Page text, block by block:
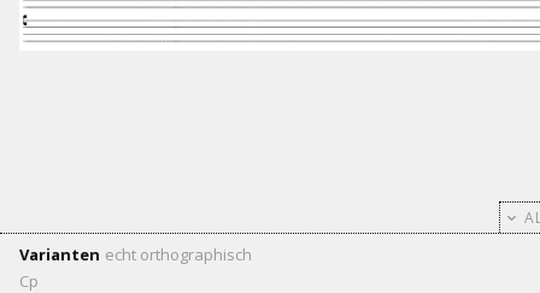
Varianten echt orthographisch
Cp